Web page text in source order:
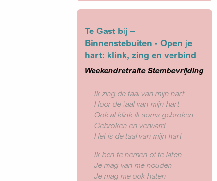
Te Gast bij –
Binnenstebuiten - Open je
hart: klink, zing en verbind
Weekendretraite Stembevrijding
Ik zing de taal van mijn hart
Hoor de taal van mijn hart
Ook al klink ik soms gebroken
Gebroken en verward
Het is de taal van mijn hart
Ik ben te nemen of te laten
Je mag van me houden
Je mag me ook haten